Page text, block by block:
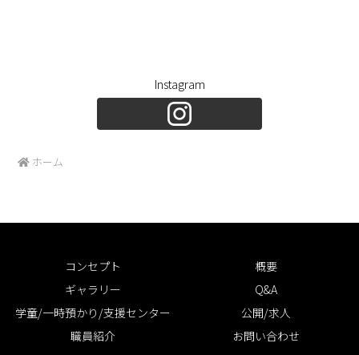
Instagram
ホーム
コンセプト
概要
ギャラリー
Q&A
学童/一時預かり/支援センター
公開/求人
職員紹介
お問い合わせ